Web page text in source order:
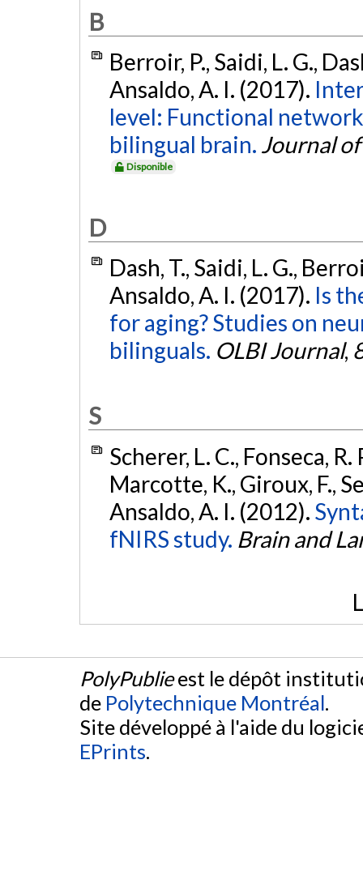
B
Berroir, P., Saidi, L. G.,
Ansaldo, A. I. (2017).
level: Functional
bilingual brain. Journal
Disponible
D
Dash, T., Saidi, L. G.,
Ansaldo, A. I. (2017). Is
for aging? Studies on
bilinguals. OLBI Journal,
S
Scherer, L. C., Fonseca,
Marcotte, K., Giroux, F.,
Ansaldo, A. I. (2012).
fNIRS study. Brain and
PolyPublieest le dépôt
de Polytechnique Montréal.
Site développé à l'aide du
EPrints.